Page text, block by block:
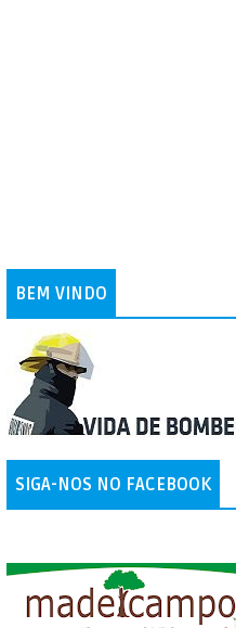
BEM VINDO
SIGA-NOS NO FACEBOOK